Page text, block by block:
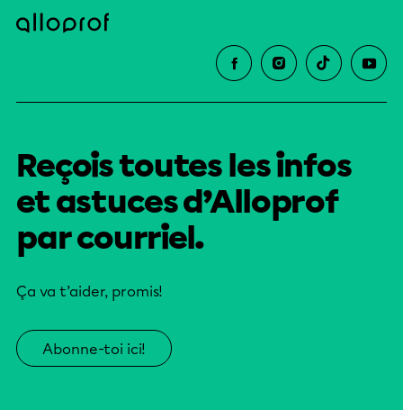
Reçois toutes les infos
et astuces d’Alloprof
par courriel.
Ça va t’aider, promis!
Abonne-toi ici!